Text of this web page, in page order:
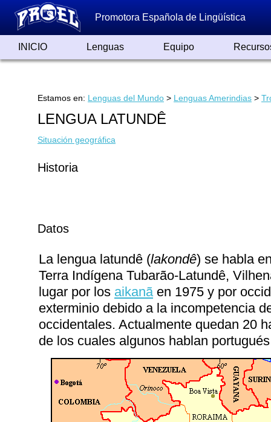
Promotora Española de Lingüística
INICIO Lenguas Equipo
Estamos en: Lenguas del Mundo > Lenguas Amerindias >
LENGUA LATUNDÊ
Situación geográfica
Historia
Datos
La lengua latundê (lakondê) se habla
Terra Indígena Tubarão-Latundê,
lugar por los aikanãen 1975 y por
exterminio debido a la incompetencia
occidentales. Actualmente quedan 20
de los cuales algunos hablan